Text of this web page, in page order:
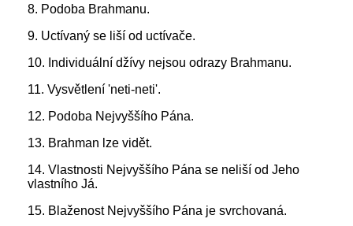
8. Podoba Brahmanu.
9. Uctívaný se liší od uctívače.
10. Individuální džívy nejsou odrazy Brahmanu.
11. Vysvětlení 'neti-neti'.
12. Podoba Nejvyššího Pána.
13. Brahman lze vidět.
14. Vlastnosti Nejvyššího Pána se neliší od Jeho
vlastního Já.
15. Blaženost Nejvyššího Pána je svrchovaná.